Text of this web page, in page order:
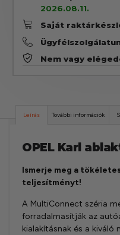
2026.08.11.
Saját
Nem vagy
Leírás További információk
OPEL Karl
Ismerje meg a
teljesítményt!
A MultiConnect széria
forradalmasítják az
kialakításnak és a kiváló